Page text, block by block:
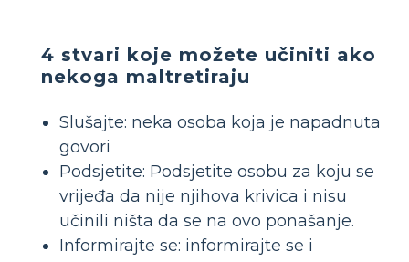
4 stvari koje možete učiniti ako
nekoga maltretiraju
Slušajte: neka osoba koja je napadnuta
govori
Podsjetite: Podsjetite osobu za koju se
vrijeđa da nije njihova krivica i nisu
učinili ništa da se na ovo ponašanje.
Informirajte se: informirajte se i